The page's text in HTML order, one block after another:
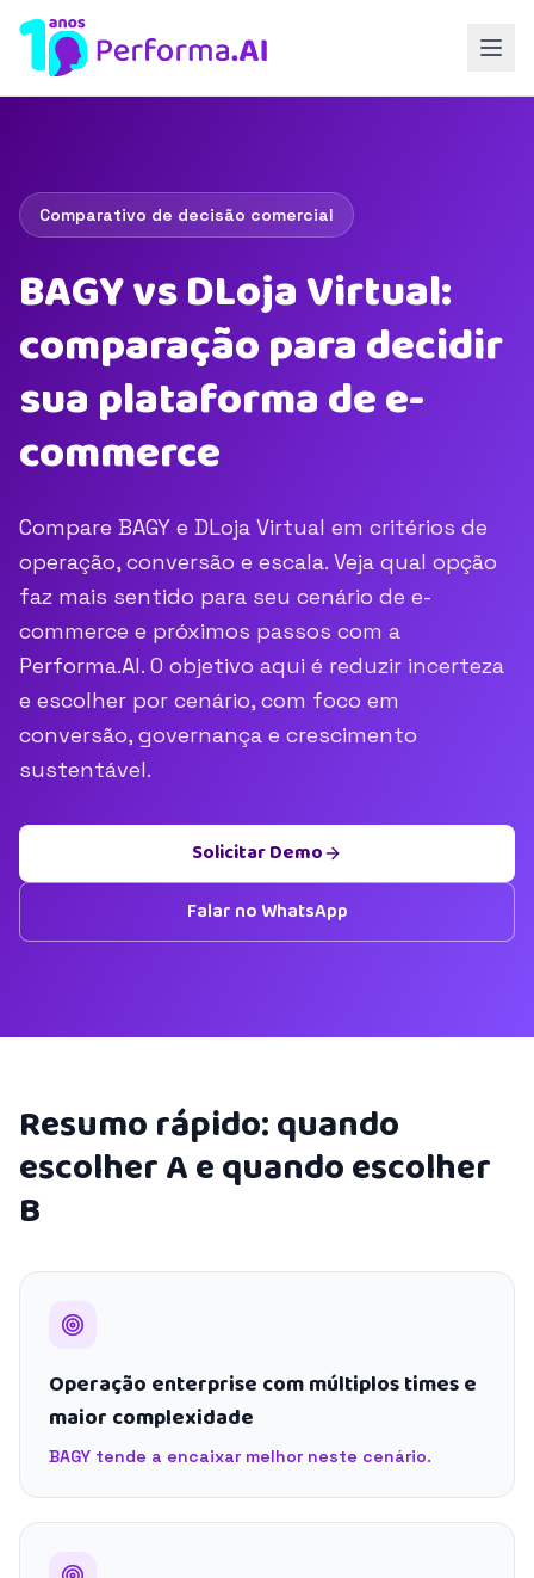
Comparativo de decisão comercial
BAGY vs DLoja Virtual:
comparação para decidir
sua plataforma de e-
commerce
Compare BAGY e DLoja Virtual em critérios de
operação, conversão e escala. Veja qual opção
faz mais sentido para seu cenário de e-
commerce e próximos passos com a
Performa.AI. O objetivo aqui é reduzir incerteza
e escolher por cenário, com foco em
conversão, governança e crescimento
sustentável.
Solicitar Demo
Falar no WhatsApp
Resumo rápido: quando
escolher A e quando escolher
B
Operação enterprise com múltiplos times e
maior complexidade
BAGY tende a encaixar melhor neste cenário.